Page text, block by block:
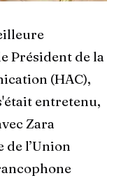
Président de la
(HAC),
entretenu,
Zara
de l’Union